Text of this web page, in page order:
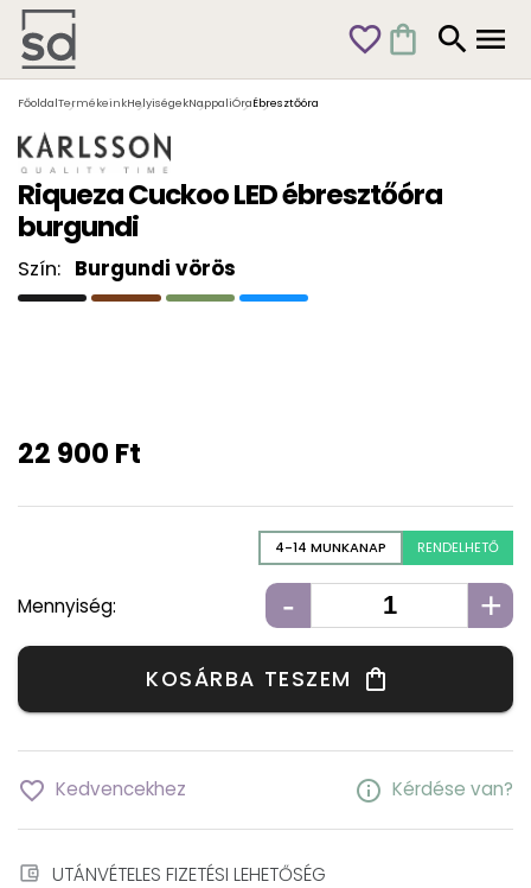
favorite_outline shopping_bag search menu
FőoldalTermékeinkHelyiségekNappaliÓraÉbresztőóra
Riqueza Cuckoo LED ébresztőóra
burgundi
22 900 Ft
Szín: Burgundi vörös
4-14 MUNKANAP RENDELHETŐ
Mennyiség: - +
KOSÁRBA TESZEM shopping_bag
favorite_border Kedvencekhez info Kérdése van?
account_balance_wallet UTÁNVÉTELES FIZETÉSI LEHETŐSÉG